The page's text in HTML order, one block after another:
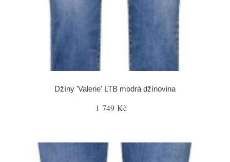
Džíny 'Valerie' LTB modrá džínovina
1 749 Kč